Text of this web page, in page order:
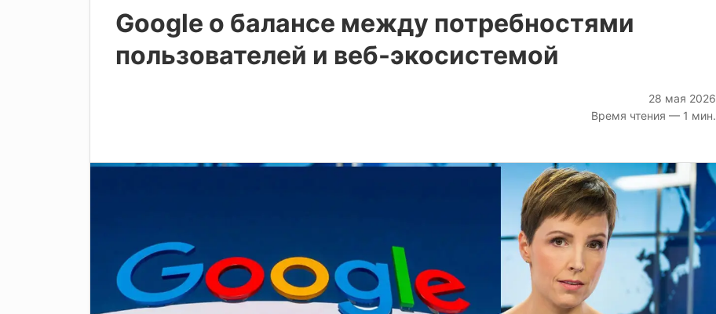
Google о балансе между потребностями
пользователей и веб-экосистемой
28 мая 2026
Время чтения — 1 мин.